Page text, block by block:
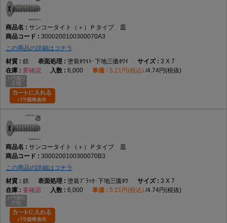
サンコータイト（＋）Ｐタイプ 皿
3000200100300070A3
この商品の詳細はコチラ
鉄
塗装ﾎﾜｲﾄ･下地三価ﾎﾜｲ
3 X 7
要確認
6,000 5.21円(税込) 4.74円(税抜)
サンコータイト（＋）Ｐタイプ 皿
3000200100300070B3
この商品の詳細はコチラ
鉄
塗装ﾌﾞﾗｯｸ･下地三価ﾎﾜ
3 X 7
要確認
6,000 5.21円(税込) 4.74円(税抜)